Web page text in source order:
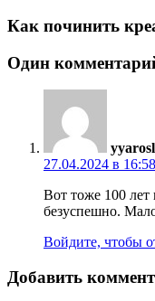
Как починить
Один
27.04.2024 в 16:58
Вот тоже 100
безуспешно.
Войдите, чтобы
Добавить